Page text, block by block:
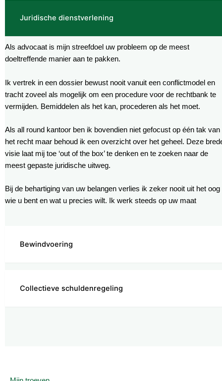
Juridische dienstverlening
Bewindvoering
Collectieve schuldenregeling
Als advocaat is mijn streefdoel uw probleem op de meest
doeltreffende manier aan te pakken.
Ik vertrek in een dossier bewust nooit vanuit een conflictmodel en
tracht zoveel als mogelijk om een procedure voor de rechtbank te
vermijden. Bemiddelen als het kan, procederen als het moet.
Als all round kantoor ben ik bovendien niet gefocust op één tak van
het recht maar behoud ik een overzicht over het geheel. Deze
visie laat mij toe ‘out of the box’ te denken en te zoeken naar de
meest gepaste juridische uitweg.
Bij de behartiging van uw belangen verlies ik zeker nooit uit het oog
wie u bent en wat u precies wilt. Ik werk steeds op uw maat